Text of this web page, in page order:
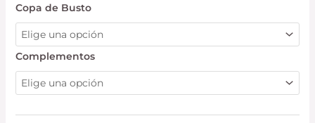
Copa de Busto
Complementos